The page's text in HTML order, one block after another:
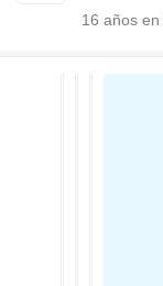
16 años en